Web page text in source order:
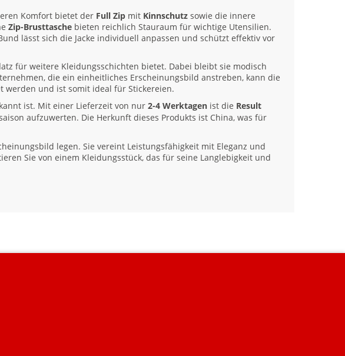
Komfort bietet der Full Zip mit Kinnschutz sowie die innere
Zip-Brusttasche bieten reichlich Stauraum für wichtige Utensilien.
lässt sich die Jacke individuell anpassen und schützt effektiv vor
für weitere Kleidungsschichten bietet. Dabei bleibt sie modisch
die ein einheitliches Erscheinungsbild anstreben, kann die
werden und ist somit ideal für Stickereien.
ist. Mit einer Lieferzeit von nur 2-4 Werktagen ist die Result
aufzuwerten. Die Herkunft dieses Produkts ist China, was für
legen. Sie vereint Leistungsfähigkeit mit Eleganz und
Sie von einem Kleidungsstück, das für seine Langlebigkeit und